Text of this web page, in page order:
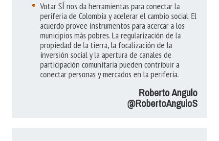
Votar SÍ nos da herramientas para conectar la
periferia de Colombia y acelerar el cambio social. El
acuerdo provee instrumentos para acercar a los
municipios más pobres. La regularización de la
propiedad de la tierra, la focalización de la
inversión social y la apertura de canales de
participación comunitaria pueden contribuir a
conectar personas y mercados en la periferia.
Roberto Angulo
@RobertoAnguloS